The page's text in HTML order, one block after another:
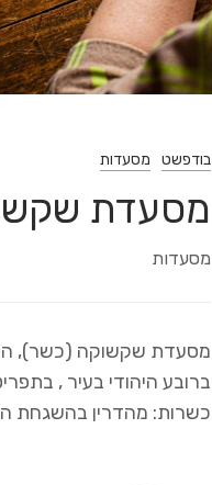
בודפשט מסעדות
מסעדת
מסעדות
מסעדת שקשוקה (כשר),
ברובע היהודי בעיר ,
כשרות: מהדרין בהשגחת